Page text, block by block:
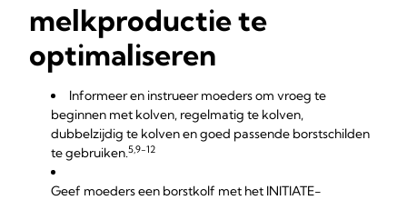
melkproductie te
optimaliseren
Informeer en instrueer moeders om vroeg te
beginnen met kolven, regelmatig te kolven,
dubbelzijdig te kolven en goed passende borstschilden
te gebruiken.5,9-12
Geef moeders een borstkolf met het INITIATE-